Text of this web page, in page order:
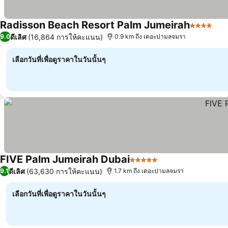
Radisson Beach Resort Palm Jumeirah4 ดาว
9.0ดีเลิศ (16,864 การให้คะแนน) 0.9 km ถึง เดอะปามลจมรา
เลือกวันที่เพื่อดูราคาในวันนั้นๆ
FIVE Palm Jumeirah Dubai5 ดาว
9.1ดีเลิศ (63,630 การให้คะแนน) 1.7 km ถึง เดอะปามลจมรา
เลือกวันที่เพื่อดูราคาในวันนั้นๆ